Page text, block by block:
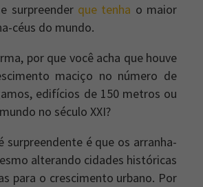
surpreender que tenha o maior
céus do mundo.
por que você acha que houve
maciço no número de
edifícios de 150 metros ou
no século XXI?
surpreendente é que os arranha-
alterando cidades históricas
para o crescimento urbano. Por